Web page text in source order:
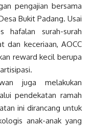
pengajian bersama
Bukit Padang. Usai
hafalan surah-surah
dan keceriaan, AOCC
reward kecil berupa
juga melakukan
pendekatan ramah
ini dirancang untuk
anak-anak yang